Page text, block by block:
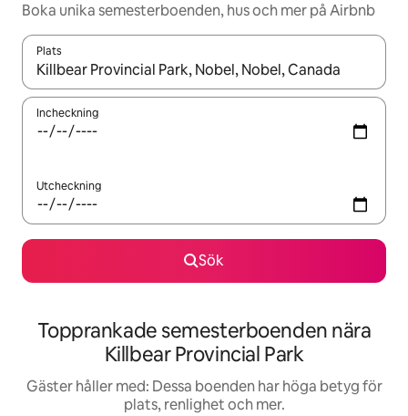
Boka unika semesterboenden, hus och mer på Airbnb
Plats
När resultaten är tillgängliga kan du navigera med upp- och
Incheckning
Utcheckning
Sök
Topprankade semesterboenden nära
Killbear Provincial Park
Gäster håller med: Dessa boenden har höga betyg för
plats, renlighet och mer.